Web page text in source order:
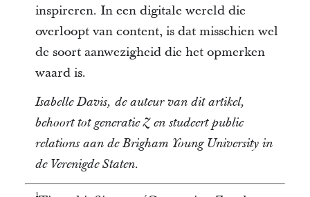
inspireren. In een digitale wereld die
overloopt van content, is dat misschien wel
de soort aanwezigheid die het opmerken
waard is.
Isabelle Davis, de auteur van dit artikel,
behoort tot generatie Z en studeert public
relations aan de Brigham Young University in
de Verenigde Staten.
1